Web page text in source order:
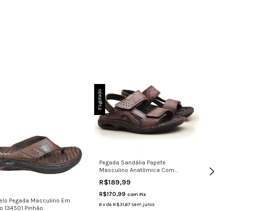
Pegada Masculino Em
134501 Pinhão
Esgotado
Pegada Sandália Papete
Masculino Anatômica Com
R$189,99
R$170,99 com Pix
6xde R$31,67 sem juros